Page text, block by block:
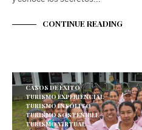
CONTINUE READING
CASOS DE ÉXITO
TURISMO EXPERIENCIAL
TURISMO INSÓLITO
TURISMO SOSTENIBLE
TURISMO VIRTUAL